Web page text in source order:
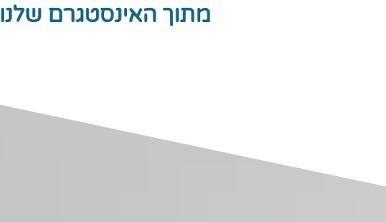
מתוך האינסטגרם שלנו liron.music@